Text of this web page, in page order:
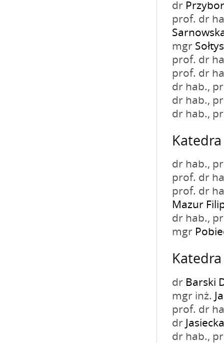
dr
prof. dr
mgr
prof. dr
prof. dr
dr hab.,
dr hab.,
dr hab.,
dr hab.,
prof. dr
prof. dr
Mazur
dr hab.,
mgr
dr Barski
mgr inż.
prof. dr
dr
dr hab.,